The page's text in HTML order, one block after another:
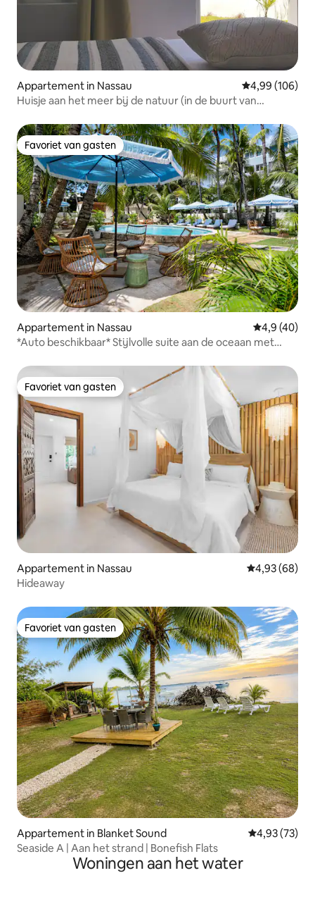
Appartement in Nassau Gemiddelde
4,99 (106)
Huisje aan het meer bij de natuur (in de buurt van
Favoriet van gasten
Favoriet van gasten
Appartement in Nassau Gemiddelde
4,9 (40)
*Auto beschikbaar* Stijlvolle suite aan de oceaan met
Favoriet van gasten
Favoriet van gasten
Appartement in Nassau Gemiddelde
4,93 (68)
Hideaway
Favoriet van gasten
Favoriet van gasten
Appartement in Blanket Sound Gemiddelde
4,93 (73)
Seaside A | Aan het strand | Bonefish Flats
Woningen aan het water